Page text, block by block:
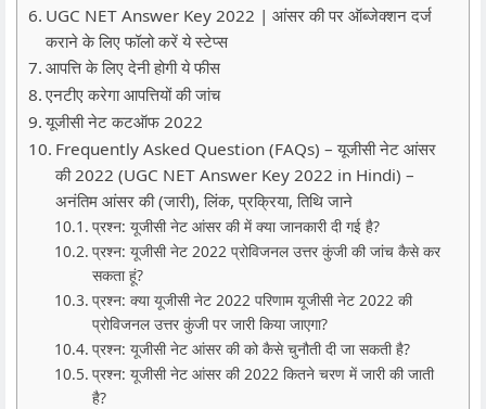
UGC NET Answer Key 2022 | आंसर की पर ऑब्जेक्शन दर्ज
कराने के लिए फॉलो करें ये स्टेप्स
आपत्ति के लिए देनी होगी ये फीस
एनटीए करेगा आपत्तियों की जांच
यूजीसी नेट कटऑफ 2022
Frequently Asked Question (FAQs) – यूजीसी नेट आंसर
की 2022 (UGC NET Answer Key 2022 in Hindi) –
अनंतिम आंसर की (जारी), लिंक, प्रक्रिया, तिथि जाने
प्रश्न: यूजीसी नेट आंसर की में क्या जानकारी दी गई है?
प्रश्न: यूजीसी नेट 2022 प्रोविजनल उत्तर कुंजी की जांच कैसे कर
सकता हूं?
प्रश्न: क्या यूजीसी नेट 2022 परिणाम यूजीसी नेट 2022 की
प्रोविजनल उत्तर कुंजी पर जारी किया जाएगा?
प्रश्न: यूजीसी नेट आंसर की को कैसे चुनौती दी जा सकती है?
प्रश्न: यूजीसी नेट आंसर की 2022 कितने चरण में जारी की जाती
है?